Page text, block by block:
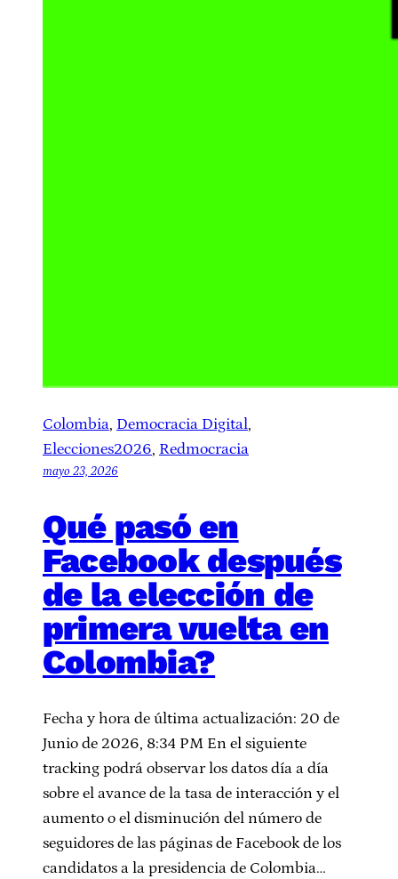
Colombia, Democracia Digital
Elecciones2026, Redmocracia
mayo 23, 2026
Qué pasó en
Facebook después
de la elección de
primera vuelta en
Colombia?
Fecha y hora de última actualización: 20 de
Junio de 2026, 8:34 PM En el siguiente
tracking podrá observar los datos día a día
sobre el avance de la tasa de interacción y el
aumento o el disminución del número de
seguidores de las páginas de Facebook de los
candidatos a la presidencia de Colombia…